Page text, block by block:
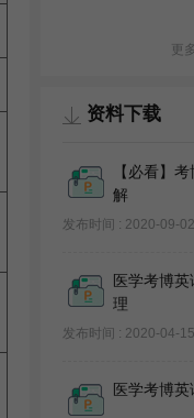
更
资料下载
【必看】
解
发布时间 : 2020-09-02
医学考博
理
发布时间 : 2020-04-15
医学考博